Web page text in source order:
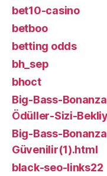
bet10-casino
betboo
betting odds
bh_sep
bhoct
Big-Bass-
Ödüller-Sizi-
Big-Bass-
Güvenilir(1).html
black-seo-links22